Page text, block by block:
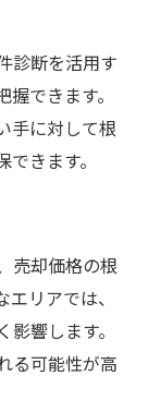
診断を活用す
できます。
手に対して根
きます。
売却価格の根
リアでは、
響します。
る可能性が高